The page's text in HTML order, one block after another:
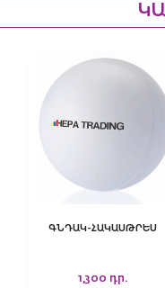
ԳՆԴԱԿ-ՀԱԿԱՍԹՐԵՍ
1,300 դր.